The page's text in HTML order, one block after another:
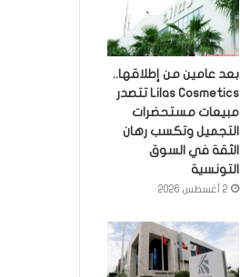
بعد عامين من إطلاقها..
Lilas Cosmetics تتصدر
مبيعات مستحضرات
التجميل وتكسب رهان
الثقة في السوق
التونسية
2 أغسطس 2026